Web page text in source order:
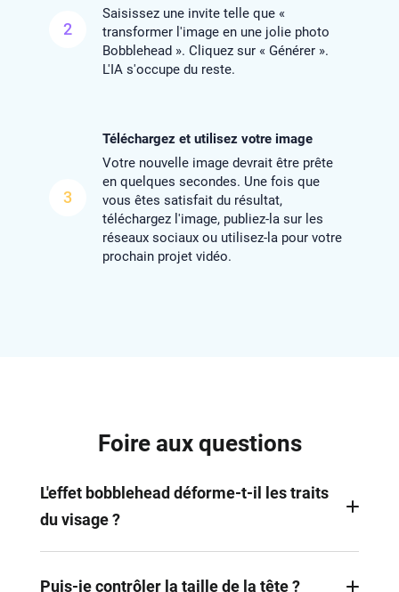
2
Saisissez une invite telle que «
transformer l'image en une jolie photo
Bobblehead ». Cliquez sur « Générer ».
L'IA s'occupe du reste.
3
Téléchargez et utilisez votre image
Votre nouvelle image devrait être prête
en quelques secondes. Une fois que
vous êtes satisfait du résultat,
téléchargez l'image, publiez-la sur les
réseaux sociaux ou utilisez-la pour votre
prochain projet vidéo.
Foire aux questions
L'effet bobblehead déforme-t-il les traits
du visage ?
les traits du visage. Une certaine stylisation
Puis-je contrôler la taille de la tête ?